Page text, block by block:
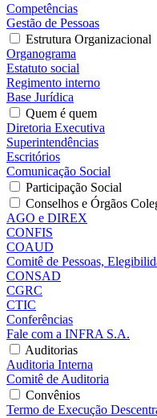
Competências
Gestão de Pessoas
Estrutura Organizacional
Organograma
Estatuto social
Regimento interno
Base Jurídica
Quem é quem
Diretoria Executiva
Superintendências
Escritórios
Comunicação Social
Participação Social
Conselhos e Órgãos
AGO e DIREX
CONFIS
COAUD
Comitê de Pessoas,
CONSAD
CGRC
CTIC
Conferências
Fale com a INFRA S.A.
Auditorias
Auditoria Interna
Comitê de Auditoria
Convênios
Termo de Execução